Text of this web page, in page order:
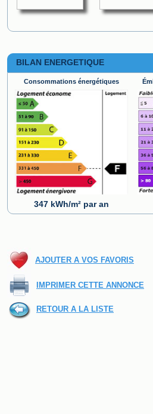
BILAN ENERGETIQUE
Consommations énergétiques
347 kWh/m² par an
AJOUTER A VOS FAVORIS
IMPRIMER CETTE ANNONCE
RETOUR A LA LISTE